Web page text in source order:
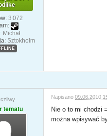
3 072
Michał
Sztokholm
tematu
Napisano09.06.2010
Nie o to mi chodzi
można wpisywać